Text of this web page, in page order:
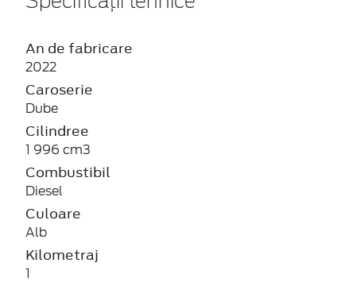
An de fabricare
2022
Caroserie
Dube
Cilindree
1 996 cm3
Combustibil
Diesel
Culoare
Alb
Kilometraj
1